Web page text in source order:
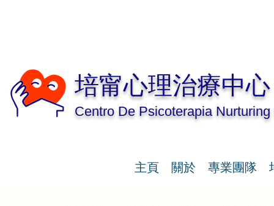
培甯心理治療中心
Centro De Psicoterapia Nurturing
主頁 關於 專業團隊